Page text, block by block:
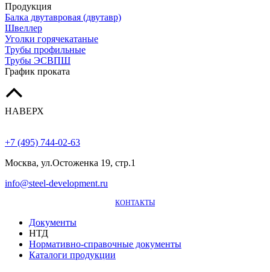
Продукция
Балка двутавровая (двутавр)
Швеллер
Уголки горячекатаные
Трубы профильные
Трубы ЭСВПШ
График проката
НАВЕРХ
+7 (495) 744-02-63
Москва, ул.Остоженка 19, стр.1
info@steel-development.ru
КОНТАКТЫ
Документы
НТД
Нормативно-справочные документы
Каталоги продукции